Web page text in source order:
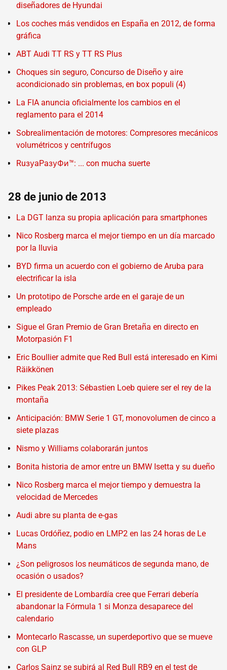
diseñadores de Hyundai
Los coches más vendidos en España en 2012, de forma
gráfica
ABT Audi TT RS y TT RS Plus
Choques sin seguro, Concurso de Diseño y aire
acondicionado sin problemas, en box populi (4)
La FIA anuncia oficialmente los cambios en el
reglamento para el 2014
Sobrealimentación de motores: Compresores mecánicos
volumétricos y centrífugos
RuзуaPaзуФи™: ... con mucha suerte
28 de junio de 2013
La DGT lanza su propia aplicación para smartphones
Nico Rosberg marca el mejor tiempo en un día marcado
por la lluvia
BYD firma un acuerdo con el gobierno de Aruba para
electrificar la isla
Un prototipo de Porsche arde en el garaje de un
empleado
Sigue el Gran Premio de Gran Bretaña en directo en
Motorpasión F1
Eric Boullier admite que Red Bull está interesado en Kimi
Räikkönen
Pikes Peak 2013: Sébastien Loeb quiere ser el rey de la
montaña
Anticipación: BMW Serie 1 GT, monovolumen de cinco a
siete plazas
Nismo y Williams colaborarán juntos
Bonita historia de amor entre un BMW Isetta y su dueño
Nico Rosberg marca el mejor tiempo y demuestra la
velocidad de Mercedes
Audi abre su planta de e-gas
Lucas Ordóñez, podio en LMP2 en las 24 horas de Le
Mans
¿Son peligrosos los neumáticos de segunda mano, de
ocasión o usados?
El presidente de Lombardía cree que Ferrari debería
abandonar la Fórmula 1 si Monza desaparece del
calendario
Montecarlo Rascasse, un superdeportivo que se mueve
con GLP
Carlos Sainz se subirá al Red Bull RB9 en el test de